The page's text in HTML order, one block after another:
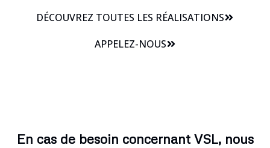
DÉCOUVREZ TOUTES LES RÉALISATIONS
APPELEZ-NOUS
En cas de besoin concernant VSL, nous